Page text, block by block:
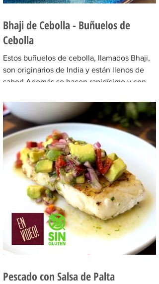
Bhaji de Cebolla - Buñuelos de
Cebolla
Estos buñuelos de cebolla, llamados Bhaji,
son originarios de India y están llenos de
sabor! Además se hacen rapidísimo y con
Pescado con Salsa de Palta